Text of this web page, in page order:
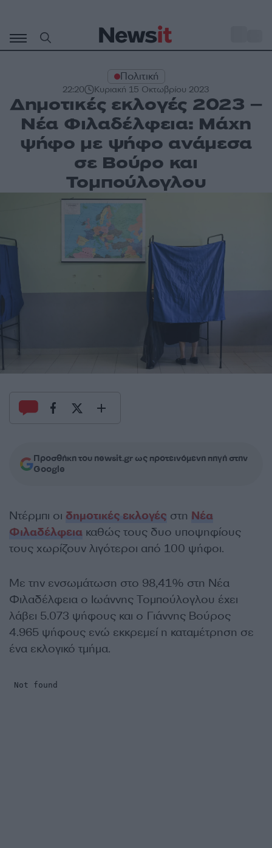
περιεχόμενο
Πολιτική
22:20 Κυριακή 15 Οκτωβρίου 2023
Δημοτικές εκλογές 2023 –
Νέα Φιλαδέλφεια: Μάχη
ψήφο με ψήφο ανάμεσα
σε Βούρο και
Τομπούλογλου
Προσθήκη του newsit.gr ως προτεινόμενη πηγή στην
Google
Ντέρμπι οι δημοτικές εκλογές στη Νέα
Φιλαδέλφεια καθώς τους δυο υποψηφίους
τους χωρίζουν λιγότεροι από 100 ψήφοι.
Με την ενσωμάτωση στο 98,41% στη Νέα
Φιλαδέλφεια ο Ιωάννης Τομπούλογλου έχει
λάβει 5.073 ψήφους και ο Γιάννης Βούρος
4.965 ψήφους ενώ εκκρεμεί η καταμέτρηση σε
ένα εκλογικό τμήμα.